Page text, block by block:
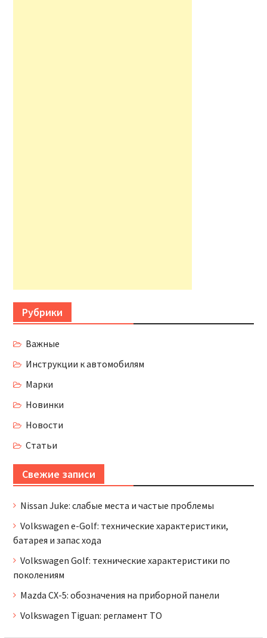
Рубрики
Важные
Инструкции к автомобилям
Марки
Новинки
Новости
Статьи
Свежие записи
Nissan Juke: слабые места и частые проблемы
Volkswagen e-Golf: технические характеристики,
батарея и запас хода
Volkswagen Golf: технические характеристики по
поколениям
Mazda CX-5: обозначения на приборной панели
Volkswagen Tiguan: регламент ТО